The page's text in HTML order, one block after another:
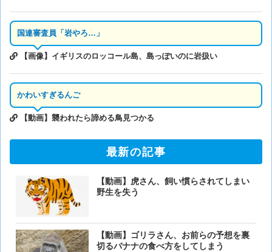
国連審査員「岩やろ…」
【画像】イギリスのロッコール島、島っぽいのに岩扱い
かわいすぎるんご
【動画】襲われたら諦める鳥見つかる
最新の記事
【動画】虎さん、飼い慣らされてしまい
野生を失う
【動画】ゴリラさん、お前らの予想を裏
切るバナナの食べ方をしてしまう